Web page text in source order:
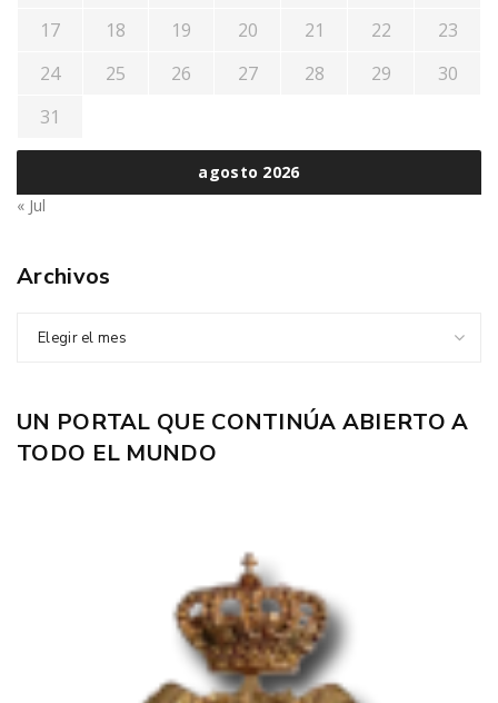
agosto 2026
17
18 19 20 21 22
23
24
25 26 27 28 29
30
31
« Jul
Archivos
Elegir el mes
UN PORTAL QUE CONTINÚA ABIERTO A
TODO EL MUNDO